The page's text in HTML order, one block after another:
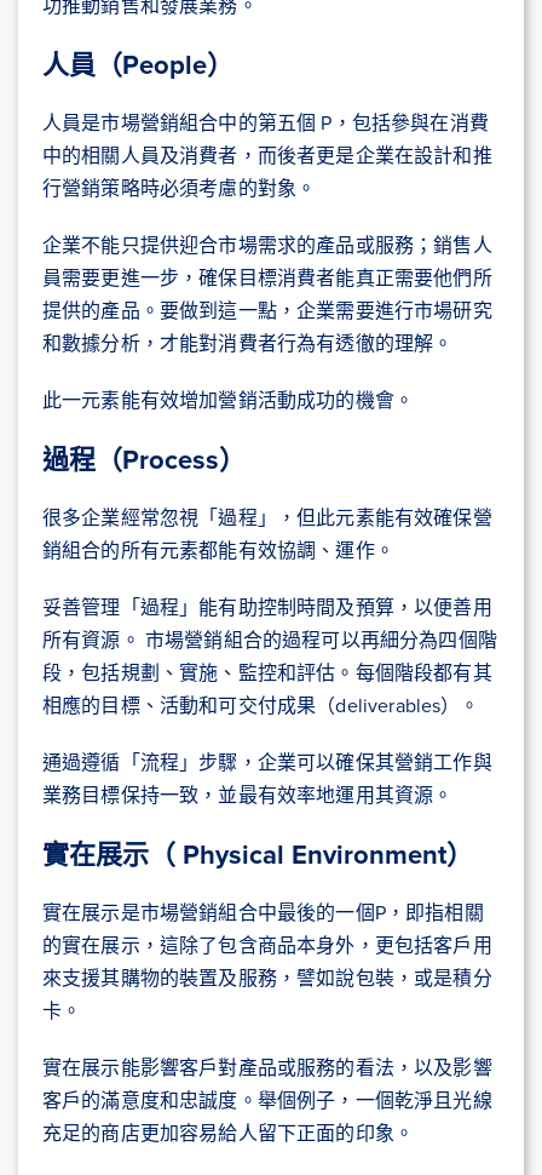
人員（People）
人員是市場營銷組合中的第五個 P，包括參與在消費
中的相關人員及消費者，而後者更是企業在設計和推
行營銷策略時必須考慮的對象。
企業不能只提供迎合市場需求的產品或服務；銷售人
員需要更進一步，確保目標消費者能真正需要他們所
提供的產品。要做到這一點，企業需要進行市場研究
和數據分析，才能對消費者行為有透徹的理解。
此一元素能有效增加營銷活動成功的機會。
過程（Process）
很多企業經常忽視「過程」，但此元素能有效確保營
銷組合的所有元素都能有效協調、運作。
妥善管理「過程」能有助控制時間及預算，以便善用
所有資源。 市場營銷組合的過程可以再細分為四個階
段，包括規劃、實施、監控和評估。每個階段都有其
相應的目標、活動和可交付成果（deliverables）。
通過遵循「流程」步驟，企業可以確保其營銷工作與
業務目標保持一致，並最有效率地運用其資源。
實在展示（ Physical Environment）
實在展示是市場營銷組合中最後的一個P，即指相關
的實在展示，這除了包含商品本身外，更包括客戶用
來支援其購物的裝置及服務，譬如說包裝，或是積分
卡。
實在展示能影響客戶對產品或服務的看法，以及影響
客戶的滿意度和忠誠度。舉個例子，一個乾淨且光線
充足的商店更加容易給人留下正面的印象。